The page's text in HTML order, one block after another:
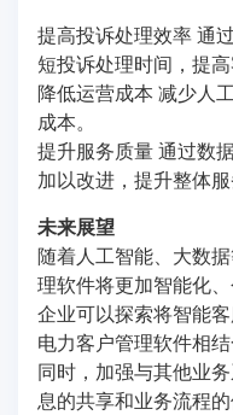
提高投诉处理效率 通
短投诉处理时间，提高
降低运营成本 减少人
成本。
提升服务质量 通过数
加以改进，提升整体服
未来展望
随着人工智能、大数
理软件将更加智能化、
企业可以探索将智能
电力客户管理软件相
同时，加强与其他业
息的共享和业务流程的